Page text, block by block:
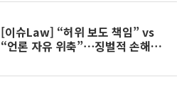
[이슈Law] “허위 보도 책임” vs
“언론 자유 위축”⋯징벌적 손해배